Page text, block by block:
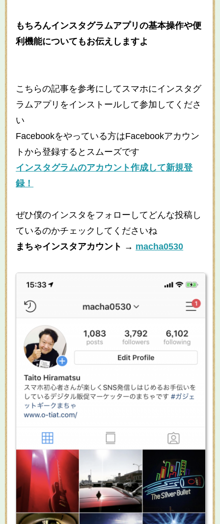
もちろんインスタグラムアプリの基本操作や便
利機能についてもお伝えしますよ
こちらの記事を参考にしてスマホにインスタグ
ラムアプリをインストールして参加してくださ
い
Facebookをやっている方はFacebookアカウン
トから登録するとスムーズです
インスタグラムのアカウント作成して新規登
録！
ぜひ僕のインスタをフォローしてどんな投稿し
ているのかチェックしてくださいね
まちゃインスタアカウント → macha0530